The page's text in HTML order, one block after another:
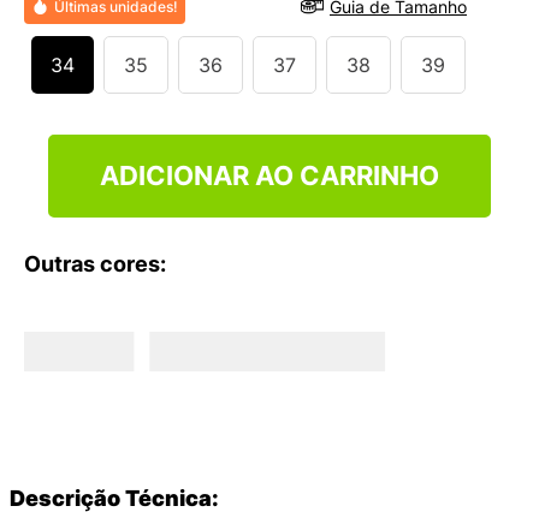
Últimas unidades! Guia de Tamanho
34 35 36 37 38 39
ADICIONAR AO CARRINHO
Outras cores:
Descrição Técnica:
9 º
NEW 530
10º VANS TÊNIS VANS ULTRARANGE